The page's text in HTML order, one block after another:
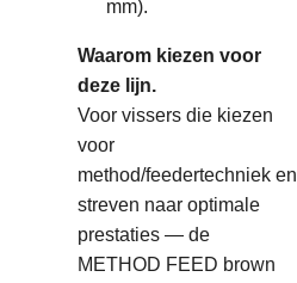
mm).
Waarom kiezen voor
deze lijn.
Voor vissers die kiezen
voor
method/feedertechniek en
streven naar optimale
prestaties — de
METHOD FEED brown